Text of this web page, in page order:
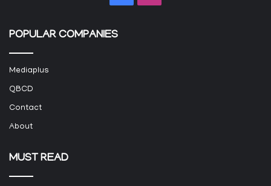
POPULAR COMPANIES
Mediaplus
QBCD
Contact
About
MUST READ